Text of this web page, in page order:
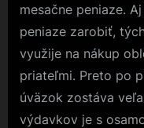
mesačne peniaze.
peniaze zarobiť,
využije na nákup
priateľmi. Preto po
úväzok zostáva
výdavkov je s